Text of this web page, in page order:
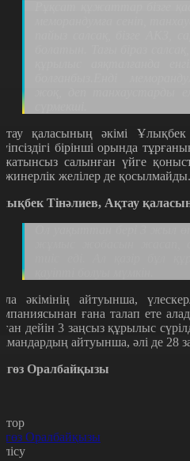
қаласының әкімі Ұлықбек
бірінші орында
салынған үйге
желілер де қосылмайды.
Тінәлиев, Ақтау
әкімінің айтуынша,
ғана талап ете
дейін 3 заңсыз құрылыс
айтуынша, әлі де 28
Оралбайқызы
Оралбайқызы